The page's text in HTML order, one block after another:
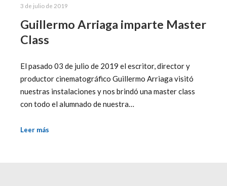
3 de julio de 2019
Guillermo Arriaga imparte Master
Class
El pasado 03 de julio de 2019 el escritor, director y
productor cinematográfico Guillermo Arriaga visitó
nuestras instalaciones y nos brindó una master class
con todo el alumnado de nuestra…
Leer más